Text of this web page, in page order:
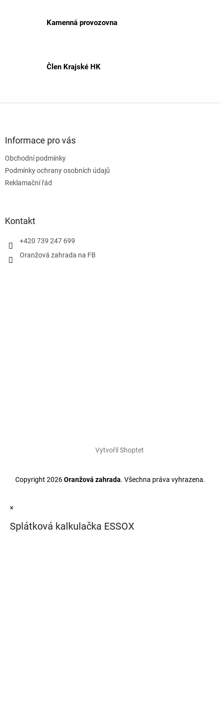
Kamenná provozovna
Člen Krajské HK
Informace pro vás
Obchodní podmínky
Podmínky ochrany osobních údajů
Reklamační řád
Kontakt
+420 739 247 699
Oranžová zahrada na FB
Vytvořil Shoptet
Copyright 2026Oranžová zahrada. Všechna práva vyhrazena.
×
Splátková kalkulačka ESSOX